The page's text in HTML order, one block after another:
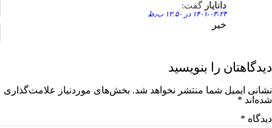
دانایار گفت:
۱۴۰۱-۰۳-۲۴ در ۱۲:۵۰ ب٫ظ
خیر
دیدگاهتان را بنویسید
نشانی ایمیل شما منتشر نخواهد شد. بخش‌های موردنیاز علامت‌گذاری
شده‌اند *
دیدگاه *